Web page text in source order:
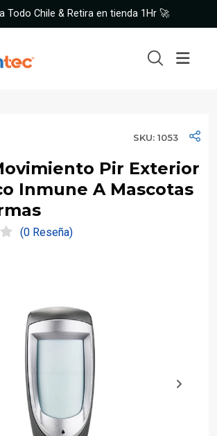
Todo Chile & Retira en tienda 1Hr 🚀
SKU: 1053
Pir Exterior
Inmune A Mascotas
(0 Reseña)